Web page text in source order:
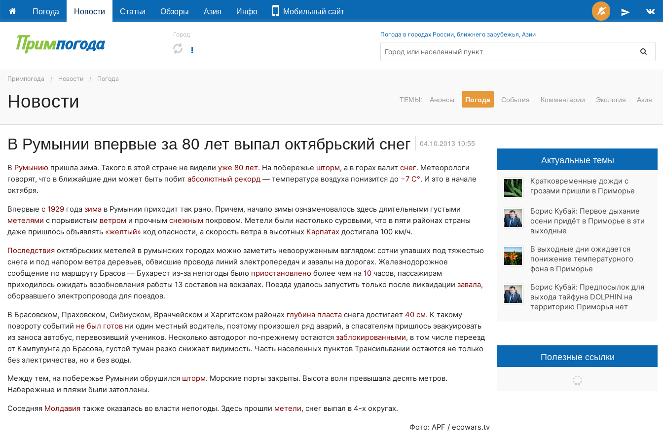
Погода Новости Статьи Обзоры Азия Инфо Мобильный сайт
Город Погода в городах России, ближнего зарубежья, Азии
Примпогода Новости Погода
Новости ТЕМЫ: Анонсы Погода События Комментарии Экология Азия
В Румынии впервые за 80 лет выпал октябрьский снег 04.10.2013 10:55
В Румынию пришла зима. Такого в этой стране не видели уже 80 лет. На побережье шторм, а в горах валит снег. Метеорологи
говорят, что в ближайшие дни может быть побит абсолютный рекорд — температура воздуха понизится до −7 С°. И это в начале
октября.
Впервые с 1929 года зима в Румынии приходит так рано. Причем, начало зимы ознаменовалось здесь длительными густыми
метелями с порывистым ветром и прочным снежным покровом. Метели были настолько суровыми, что в пяти районах страны
даже пришлось объявлять «желтый» код опасности, а скорость ветра в высотных Карпатах достигала 100 км/ч.
Последствия октябрьских метелей в румынских городах можно заметить невооруженным взглядом: сотни упавших под тяжестью
снега и под напором ветра деревьев, обвисшие провода линий электропередач и завалы на дорогах. Железнодорожное
сообщение по маршруту Брасов — Бухарест из-за непогоды было приостановлено более чем на 10 часов, пассажирам
приходилось ожидать возобновления работы 13 составов на вокзалах. Поезда удалось запустить только после ликвидации завала,
оборвавшего электропровода для поездов.
В Брасовском, Праховском, Сибиуском, Вранчейском и Харгитском районах глубина пласта снега достигает 40 см. К такому
повороту событий не был готов ни один местный водитель, поэтому произошел ряд аварий, а спасателям пришлось эвакуировать
из заноса автобус, перевозивший учеников. Несколько автодорог по-прежнему остаются заблокированными, в том числе переезд
от Кампулунга до Брасова, густой туман резко снижает видимость. Часть населенных пунктов Трансильвании остаются не только
без электричества, но и без воды.
Между тем, на побережье Румынии обрушился шторм. Морские порты закрыты. Высота волн превышала десять метров.
Набережные и пляжи были затоплены.
Соседняя Молдавия также оказалась во власти непогоды. Здесь прошли метели, снег выпал в 4-х округах.
Фото: APF / ecowars.tv
Актуальные темы
Кратковременные дожди с
грозами пришли в Приморье
Борис Кубай: Первое дыхание
осени придёт в Приморье в эти
выходные
В выходные дни ожидается
понижение температурного
фона в Приморье
Борис Кубай: Предпосылок для
выхода тайфуна DOLPHIN на
территорию Приморья нет
Полезные ссылки